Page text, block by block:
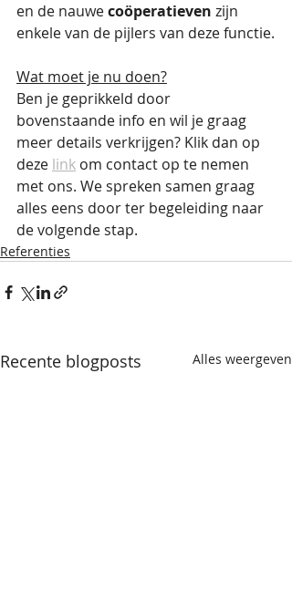
en de nauwe coöperatieven zijn
enkele van de pijlers van deze functie.
Wat moet je nu doen?
Ben je geprikkeld door
bovenstaande info en wil je graag
meer details verkrijgen? Klik dan op
deze link om contact op te nemen
met ons. We spreken samen graag
alles eens door ter begeleiding naar
de volgende stap.
Referenties
Recente blogposts Alles weergeven